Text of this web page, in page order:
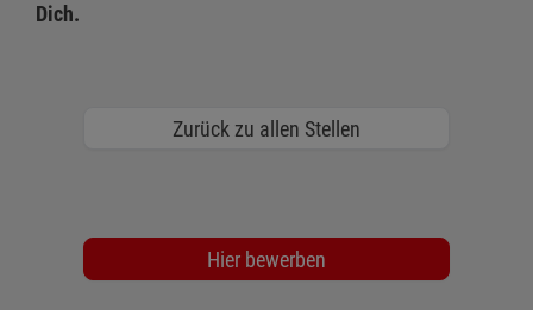
Dich.
Zurück zu allen Stellen
Hier bewerben